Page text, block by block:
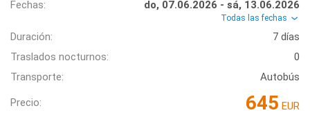
Fechas:
do, 07.06.2026 - sá, 13.06.2026
Todas las fechas
Duración:
7 días
Traslados nocturnos:
0
Transporte:
Autobús
Precio: 645 EUR